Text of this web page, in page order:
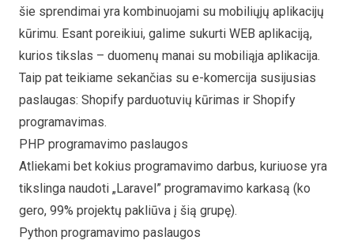
šie sprendimai yra kombinuojami su mobiliųjų aplikacijų
kūrimu. Esant poreikiui, galime sukurti WEB aplikaciją,
kurios tikslas – duomenų manai su mobiliąja aplikacija.
Taip pat teikiame sekančias su e-komercija susijusias
paslaugas: Shopify parduotuvių kūrimas ir Shopify
programavimas.
PHP programavimo paslaugos
Atliekami bet kokius programavimo darbus, kuriuose yra
tikslinga naudoti „Laravel” programavimo karkasą (ko
gero, 99% projektų pakliūva į šią grupę).
Python programavimo paslaugos